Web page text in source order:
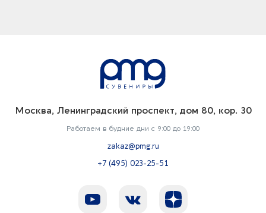
Москва, Ленинградский проспект, дом 80, кор. 30
Работаем в будние дни с 9:00 до 19:00
zakaz@pmg.ru
+7 (495) 023-25-51